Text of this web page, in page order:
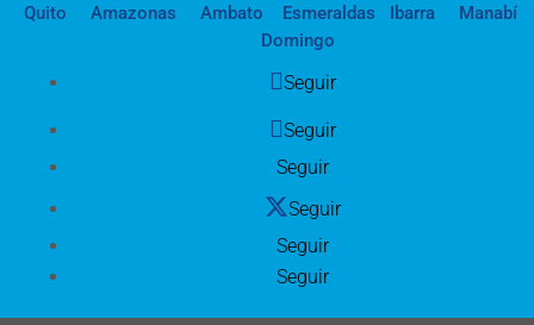
Quito Amazonas Ambato Esmeraldas Ibarra
Manabí
Domingo
Seguir
Seguir
Seguir
Seguir
Seguir
Seguir